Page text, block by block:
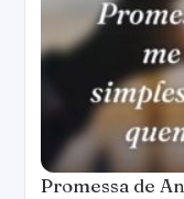
Mentalize o
rota se
cometendo os
você deseja,
— Karyne Santiago